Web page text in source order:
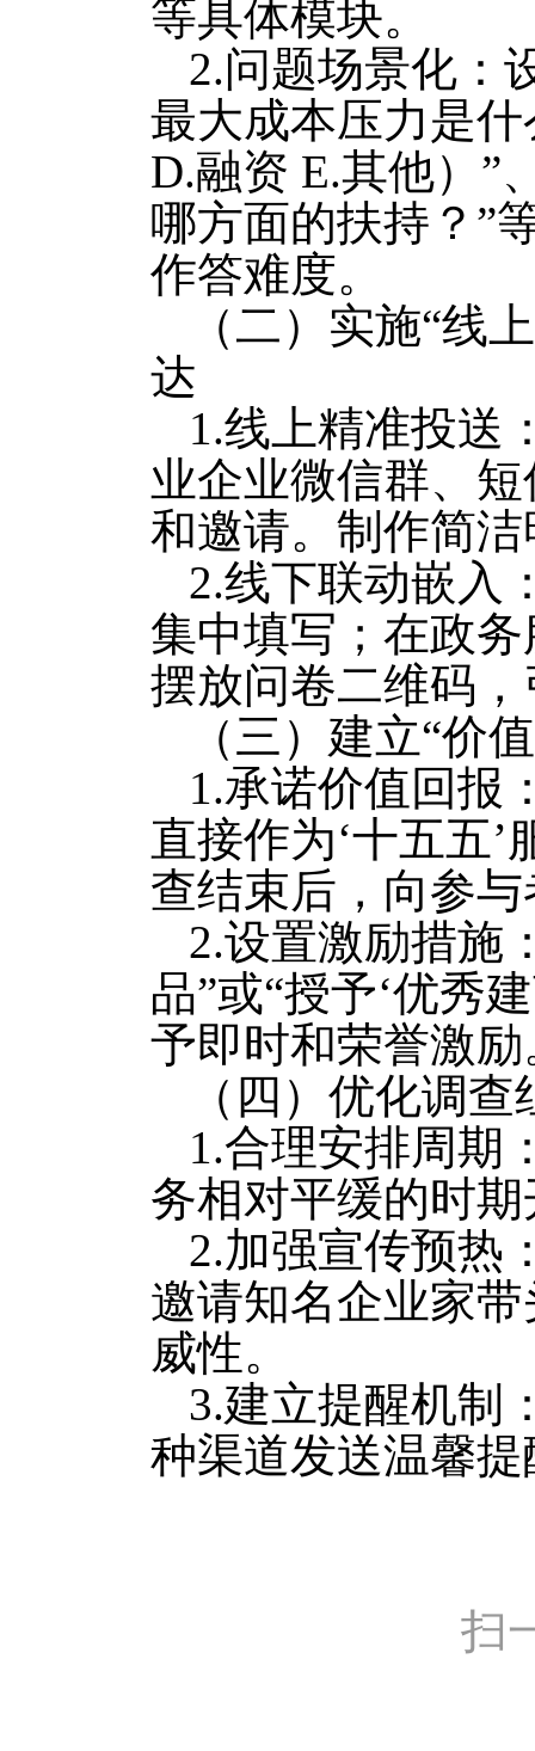
等具体模块。
2.问题场景化：
最大成本压力是
D.融资 E.其他）”
哪方面的扶持？”
作答难度。
（二）实施“线
达
1.线上精准投送
业企业微信群、
和邀请。制作简
2.线下联动嵌入
集中填写；在政
摆放问卷二维码
（三）建立“价
1.承诺价值回报
直接作为‘十五五
查结束后，向参
2.设置激励措施
品”或“授予‘优秀
予即时和荣誉激励
（四）优化调
1.合理安排周期
务相对平缓的时
2.加强宣传预热
邀请知名企业家
威性。
3.建立提醒机制
种渠道发送温馨
扫